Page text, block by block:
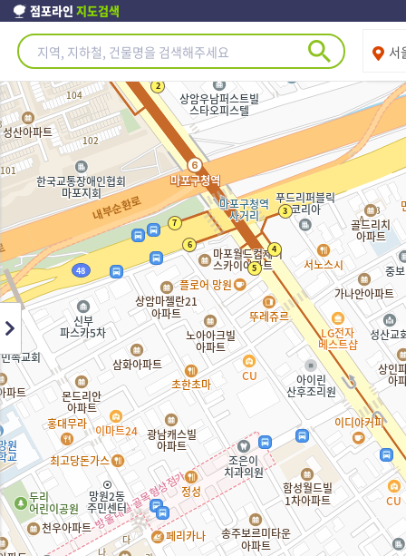
점포라인 지도검색
서
제주도